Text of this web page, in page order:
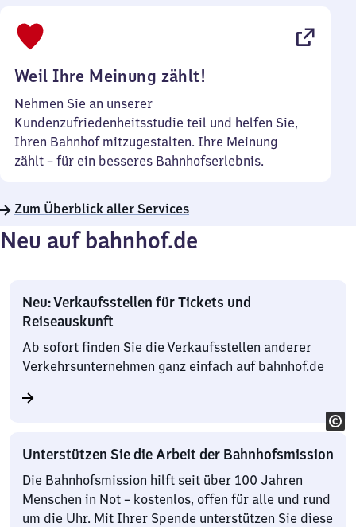
Weil Ihre Meinung zählt!
Nehmen Sie an unserer
Kundenzufriedenheitsstudie teil und helfen Sie,
Ihren Bahnhof mitzugestalten. Ihre Meinung
zählt – für ein besseres Bahnhofserlebnis.
Zum Überblick aller Services
Neu auf bahnhof.de
Neu: Verkaufsstellen für Tickets und
Reiseauskunft
Ab sofort finden Sie die Verkaufsstellen anderer
Verkehrsunternehmen ganz einfach auf bahnhof.de
Unterstützen Sie die Arbeit der Bahnhofsmission
Die Bahnhofsmission hilft seit über 100 Jahren
Menschen in Not – kostenlos, offen für alle und rund
um die Uhr. Mit Ihrer Spende unterstützen Sie diese